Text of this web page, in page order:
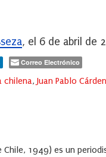
, el 6 de abril de
Correo Electrónico
chilena, Juan Pablo
Chile, 1949) es un